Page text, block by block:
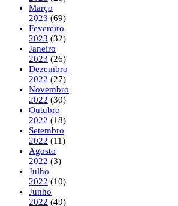
Março
2023 (69)
Fevereiro
2023 (32)
Janeiro
2023 (26)
Dezembro
2022 (27)
Novembro
2022 (30)
Outubro
2022 (18)
Setembro
2022 (11)
Agosto
2022 (3)
Julho
2022 (10)
Junho
2022 (49)